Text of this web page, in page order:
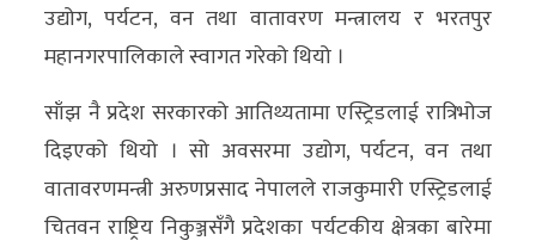
विज्ञान
प्रविधि
अन्तरर्वार्ता
विचार/
ब्लग
उद्योग, पर्यटन, वन तथा वातावरण मन्त्रालय र भरतपुर
महानगरपालिकाले स्वागत गरेको थियो ।
साँझ नै प्रदेश सरकारको आतिथ्यतामा एस्ट्रिडलाई रात्रिभोज
दिइएको थियो । सो अवसरमा उद्योग, पर्यटन, वन तथा
वातावरणमन्त्री अरुणप्रसाद नेपालले राजकुमारी एस्ट्रिडलाई
चितवन राष्ट्रिय निकुञ्जसँगै प्रदेशका पर्यटकीय क्षेत्रका बारेमा